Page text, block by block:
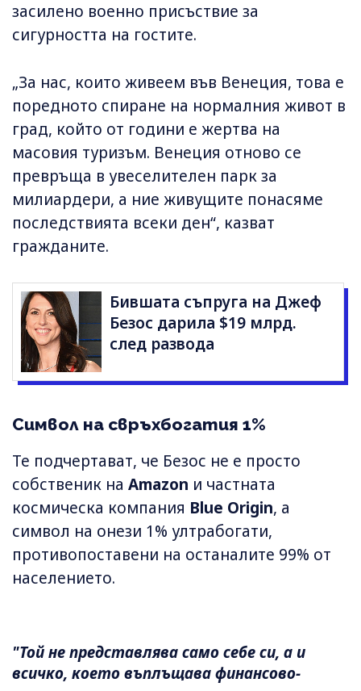
засилено военно присъствие за
сигурността на гостите.
„За нас, които живеем във Венеция, това е
поредното спиране на нормалния живот в
град, който от години е жертва на
масовия туризъм. Венеция отново се
превръща в увеселителен парк за
милиардери, а ние живущите понасяме
последствията всеки ден“, казват
гражданите.
Бившата съпруга на Джеф
Безос дарила $19 млрд.
след развода
Символ на свръхбогатия 1%
Те подчертават, че Безос не е просто
собственик на Amazon и частната
космическа компания Blue Origin, а
символ на онези 1% ултрабогати,
противопоставени на останалите 99% от
населението.
"Той не представлява само себе си, а и
всичко, което въплъщава финансово-